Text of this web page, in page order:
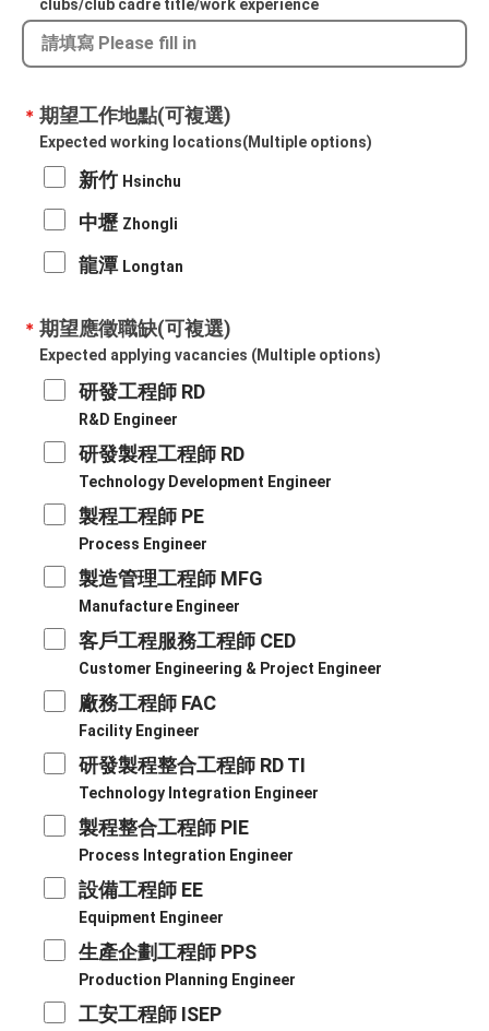
clubs/club cadre title/work experience
＊ 期望工作地點(可複選)
Expected working locations(Multiple options)
新竹 Hsinchu
中壢 Zhongli
龍潭 Longtan​
＊ 期望應徵職缺(可複選)
Expected applying vacancies (Multiple options)
研發工程師 RD
R&D Engineer​
研發製程工程師 RD
Technology Development Engineer​
製程工程師 PE
Process Engineer​
製造管理工程師 MFG
Manufacture Engineer​
客戶工程服務工程師 CED
Customer Engineering & Project Engineer​
廠務工程師 FAC
Facility Engineer​
研發製程整合工程師 RD TI
Technology Integration Engineer​
製程整合工程師 PIE
Process Integration Engineer​
設備工程師 EE
Equipment Engineer​
生產企劃工程師 PPS
Production Planning Engineer​
工安工程師 ISEP